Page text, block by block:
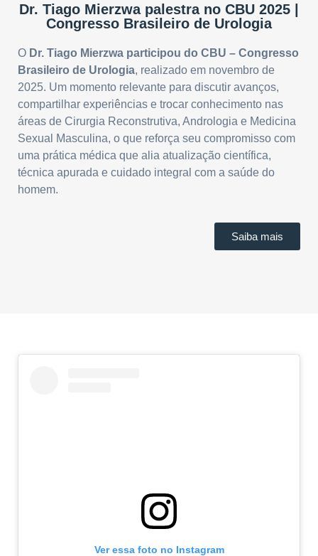
Dr. Tiago Mierzwa palestra no CBU 2025 |
Congresso Brasileiro de Urologia
O Dr. Tiago Mierzwa participou do CBU – Congresso
Brasileiro de Urologia, realizado em novembro de
2025. Um momento relevante para discutir avanços,
compartilhar experiências e trocar conhecimento nas
áreas de Cirurgia Reconstrutiva, Andrologia e Medicina
Sexual Masculina, o que reforça seu compromisso com
uma prática médica que alia atualização científica,
técnica apurada e cuidado integral com a saúde do
homem.
Saiba mais
Ver essa foto no Instagram